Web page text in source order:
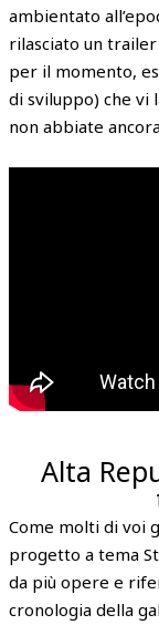
ambientato
rilasciato un
per il momento,
di sviluppo) che vi
non abbiate
Alta
Come molti di voi
progetto a tema
da più opere e
cronologia della